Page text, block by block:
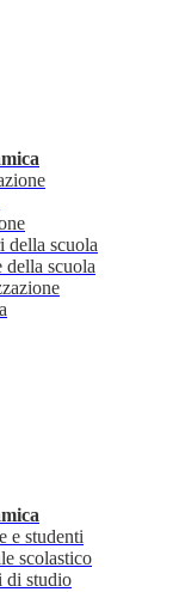
della scuola
della scuola
e studenti
scolastico
di studio